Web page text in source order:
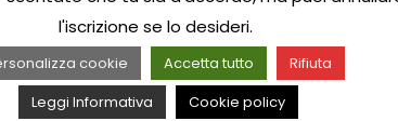
l'iscrizione se lo desideri.
cookie Accetta tutto
Rifiuta
Leggi Informativa
Cookie policy